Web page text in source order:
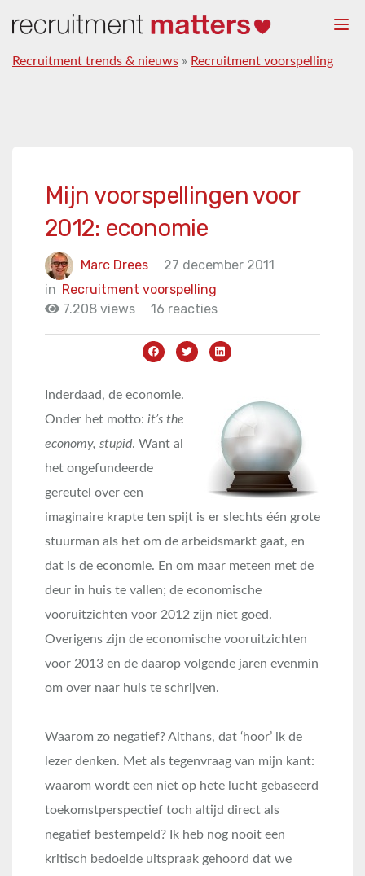
Recruitment trends & nieuws » Recruitment voorspelling
Mijn voorspellingen voor
2012: economie
Marc Drees
27 december 2011
in Recruitment voorspelling
7.208 views
16 reacties
Inderdaad, de economie.
Onder het motto: it’s the
economy, stupid. Want al
het ongefundeerde
gereutel over een
imaginaire krapte ten spijt is er slechts één grote
stuurman als het om de arbeidsmarkt gaat, en
dat is de economie. En om maar meteen met de
deur in huis te vallen; de economische
vooruitzichten voor 2012 zijn niet goed.
Overigens zijn de economische vooruitzichten
voor 2013 en de daarop volgende jaren evenmin
om over naar huis te schrijven.
Waarom zo negatief? Althans, dat ‘hoor’ ik de
lezer denken. Met als tegenvraag van mijn kant:
waarom wordt een niet op hete lucht gebaseerd
toekomstperspectief toch altijd direct als
negatief bestempeld? Ik heb nog nooit een
kritisch bedoelde uitspraak gehoord dat we